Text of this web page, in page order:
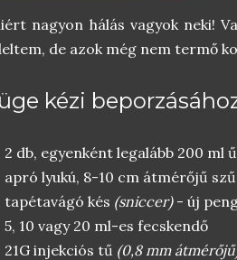
nagyon hálás vagyok neki!
de azok még nem termő
kézi
2 db, egyenként legalább 200 ml
apró lyukú, 8-10 cm átmérőjű
tapétavágó kés (sniccer)- új
5, 10 vagy 20 ml-es fecskendő
21G injekciós tű (0,8 mm